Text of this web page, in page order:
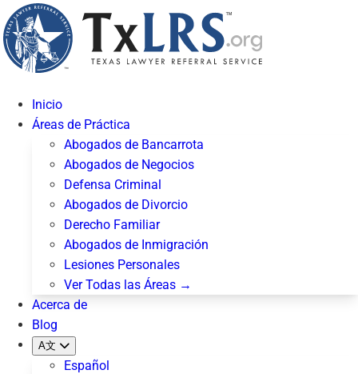
Inicio
Áreas de Práctica
Abogados de Bancarrota
Abogados de Negocios
Defensa Criminal
Abogados de Divorcio
Derecho Familiar
Abogados de Inmigración
Lesiones Personales
Ver Todas las Áreas →
Acerca de
Blog
A文
Español